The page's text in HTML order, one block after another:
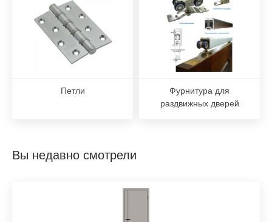
Петли
Фурнитура для
раздвижных дверей
Вы недавно смотрели